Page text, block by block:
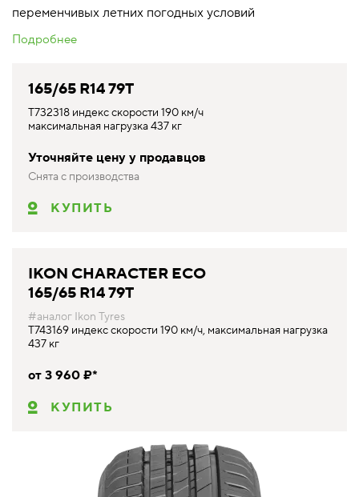
переменчивых летних погодных условий
Подробнее
165/65 R14 79T
T732318 индекс скорости 190 км/ч
максимальная нагрузка 437 кг
Уточняйте цену у продавцов
Снята с производства
КУПИТЬ
IKON CHARACTER ECO
165/65 R14 79T
#аналог Ikon Tyres
T743169 индекс скорости 190 км/ч, максимальная нагрузка
437 кг
от 3 960 ₽*
КУПИТЬ